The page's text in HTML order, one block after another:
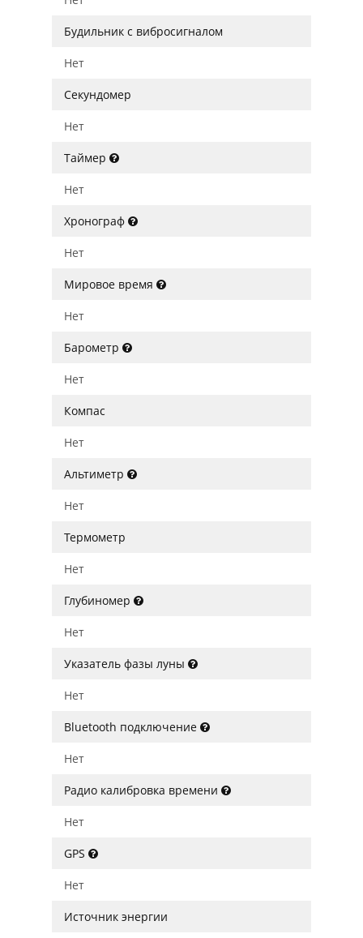
Будильник с вибросигналом
Нет
Секундомер
Нет
Таймер
Нет
Хронограф
Нет
Мировое время
Нет
Барометр
Нет
Компас
Нет
Альтиметр
Нет
Термометр
Нет
Глубиномер
Нет
Указатель фазы луны
Нет
Bluetooth подключение
Нет
Радио калибровка времени
Нет
GPS
Нет
Источник энергии